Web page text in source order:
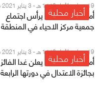
أخبار محلية19 جمادى الأول 1442 هـ - 3 يناير 2021 م
أمير مكة المكرمة يرأس اجتماع
جمعية مركز الاحياء في المنطقة
أخبار محلية19 جمادى الأول 1442 هـ - 3 يناير 2021 م
أمير مكة المكرمة يعلن غدا الفائز
بجائزة الاعتدال في دورتها الرابعة